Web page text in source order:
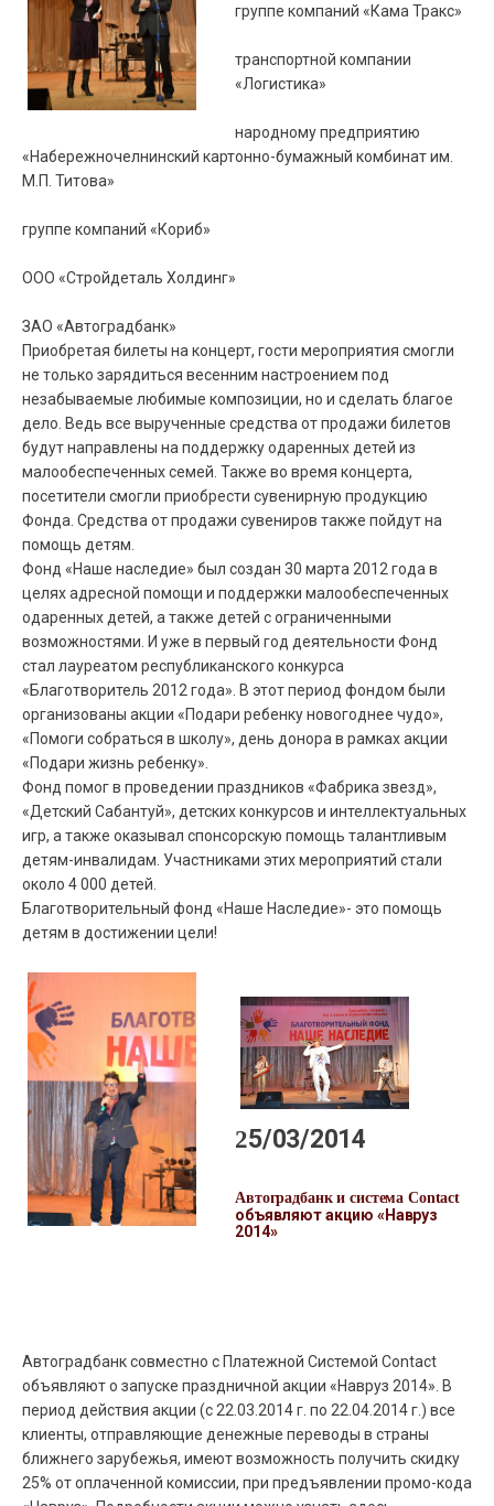
группе компаний «Кама Тракс»
транспортной компании
«Логистика»
народному предприятию
«Набережночелнинский картонно-бумажный комбинат им.
М.П. Титова»
группе компаний «Кориб»
ООО «Стройдеталь Холдинг»
ЗАО «Автоградбанк»
Приобретая билеты на концерт, гости мероприятия смогли
не только зарядиться весенним настроением под
незабываемые любимые композиции, но и сделать благое
дело. Ведь все вырученные средства от продажи билетов
будут направлены на поддержку одаренных детей из
малообеспеченных семей. Также во время концерта,
посетители смогли приобрести сувенирную продукцию
Фонда. Средства от продажи сувениров также пойдут на
помощь детям.
Фонд «Наше наследие» был создан 30 марта 2012 года в
целях адресной помощи и поддержки малообеспеченных
одаренных детей, а также детей с ограниченными
возможностями. И уже в первый год деятельности Фонд
стал лауреатом республиканского конкурса
«Благотворитель 2012 года». В этот период фондом были
организованы акции «Подари ребенку новогоднее чудо»,
«Помоги собраться в школу», день донора в рамках акции
«Подари жизнь ребенку».
Фонд помог в проведении праздников «Фабрика звезд»,
«Детский Сабантуй», детских конкурсов и интеллектуальных
игр, а также оказывал спонсорскую помощь талантливым
детям-инвалидам. Участниками этих мероприятий стали
около 4 000 детей.
Благотворительный фонд «Наше Наследие»- это помощь
детям в достижении цели!
25/03/2014
Автоградбанк и система Contact
объявляют акцию «Навруз
2014»
Автоградбанк совместно с Платежной Системой Contact
объявляют о запуске праздничной акции «Навруз 2014». В
период действия акции (с 22.03.2014 г. по 22.04.2014 г.) все
клиенты, отправляющие денежные переводы в страны
ближнего зарубежья, имеют возможность получить скидку
25% от оплаченной комиссии, при предъявлении промо-кода